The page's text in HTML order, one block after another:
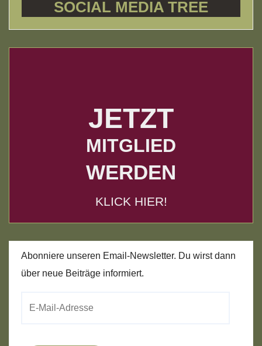
SOCIAL MEDIA TREE
JETZT
MITGLIED
WERDEN
KLICK HIER!
Abonniere unseren Email-Newsletter. Du wirst dann
über neue Beiträge informiert.